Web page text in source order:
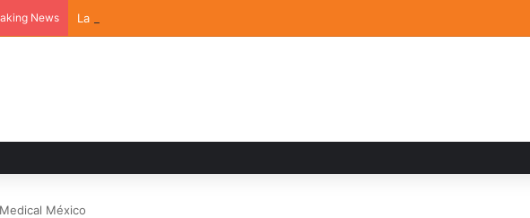
News La convivencia familiar marca el cierre del Curso de Verano de Escuelas Aztecas
México